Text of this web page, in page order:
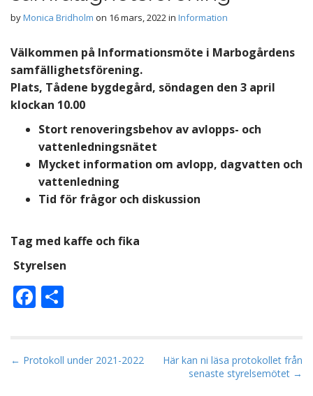
byMonica Bridholm on 16 mars, 2022in Information
Välkommen på Informationsmöte i Marbogårdens
samfällighetsförening.
Plats, Tådene bygdegård, söndagen den 3 april
klockan 10.00
Stort renoveringsbehov av avlopps- och
vattenledningsnätet
Mycket information om avlopp, dagvatten och
vattenledning
Tid för frågor och diskussion
Tag med kaffe och fika
Styrelsen
F
b
P
← Protokoll under 2021-2022
Här kan ni läsa protokollet från
senaste styrelsemötet →